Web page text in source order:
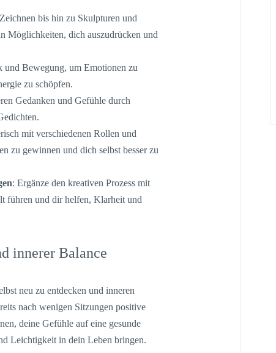
bis hin zu Skulpturen und
Möglichkeiten, dich auszudrücken und
Bewegung, um Emotionen zu
zu schöpfen.
Gedanken und Gefühle durch
mit verschiedenen Rollen und
zu gewinnen und dich selbst besser zu
: Ergänze den kreativen Prozess mit
führen und dir helfen, Klarheit und
innerer Balance
neu zu entdecken und inneren
nach wenigen Sitzungen positive
deine Gefühle auf eine gesunde
Leichtigkeit in dein Leben bringen.